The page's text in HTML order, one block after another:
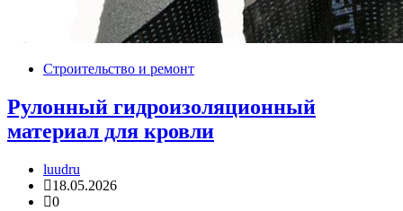
Строительство и ремонт
Рулонный гидроизоляционный
материал для кровли
luudru
18.05.2026
0